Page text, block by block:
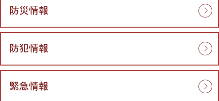
防災情報
防犯情報
緊急情報